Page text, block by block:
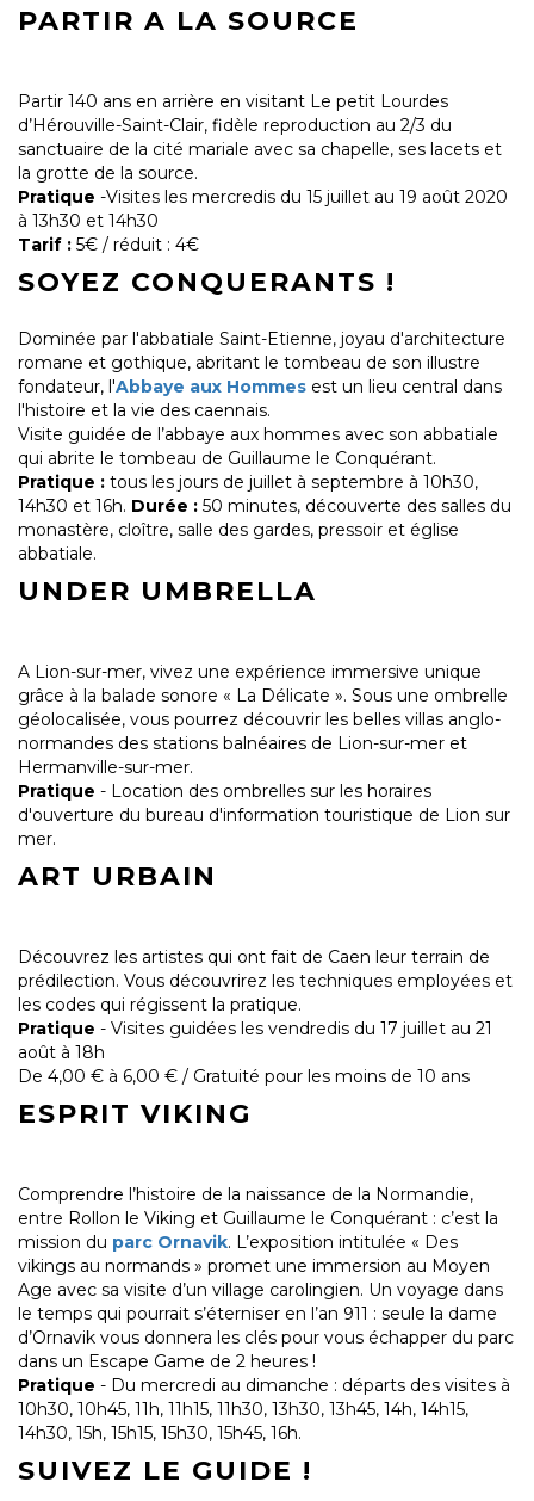
PARTIR A LA SOURCE
Partir 140 ans en arrière en visitant Le petit Lourdes
d’Hérouville-Saint-Clair, fidèle reproduction au 2/3 du
sanctuaire de la cité mariale avec sa chapelle, ses lacets et
la grotte de la source.
Pratique -Visites les mercredis du 15 juillet au 19 août 2020
à 13h30 et 14h30
Tarif : 5€ / réduit : 4€
SOYEZ CONQUERANTS !
Dominée par l'abbatiale Saint-Etienne, joyau d'architecture
romane et gothique, abritant le tombeau de son illustre
fondateur, l'Abbaye aux Hommes est un lieu central dans
l'histoire et la vie des caennais.
Visite guidée de l’abbaye aux hommes avec son abbatiale
qui abrite le tombeau de Guillaume le Conquérant.
Pratique : tous les jours de juillet à septembre à 10h30,
14h30 et 16h. Durée : 50 minutes, découverte des salles du
monastère, cloître, salle des gardes, pressoir et église
abbatiale.
UNDER UMBRELLA
A Lion-sur-mer, vivez une expérience immersive unique
grâce à la balade sonore « La Délicate ». Sous une ombrelle
géolocalisée, vous pourrez découvrir les belles villas anglo-
normandes des stations balnéaires de Lion-sur-mer et
Hermanville-sur-mer.
Pratique - Location des ombrelles sur les horaires
d'ouverture du bureau d'information touristique de Lion sur
mer.
ART URBAIN
Découvrez les artistes qui ont fait de Caen leur terrain de
prédilection. Vous découvrirez les techniques employées et
les codes qui régissent la pratique.
Pratique - Visites guidées les vendredis du 17 juillet au 21
août à 18h
De 4,00 € à 6,00 € / Gratuité pour les moins de 10 ans
ESPRIT VIKING
Comprendre l’histoire de la naissance de la Normandie,
entre Rollon le Viking et Guillaume le Conquérant : c’est la
mission du parc Ornavik. L’exposition intitulée « Des
vikings au normands » promet une immersion au Moyen
Age avec sa visite d’un village carolingien. Un voyage dans
le temps qui pourrait s’éterniser en l’an 911 : seule la dame
d’Ornavik vous donnera les clés pour vous échapper du parc
dans un Escape Game de 2 heures !
Pratique - Du mercredi au dimanche : départs des visites à
10h30, 10h45, 11h, 11h15, 11h30, 13h30, 13h45, 14h, 14h15,
14h30, 15h, 15h15, 15h30, 15h45, 16h.
SUIVEZ LE GUIDE !